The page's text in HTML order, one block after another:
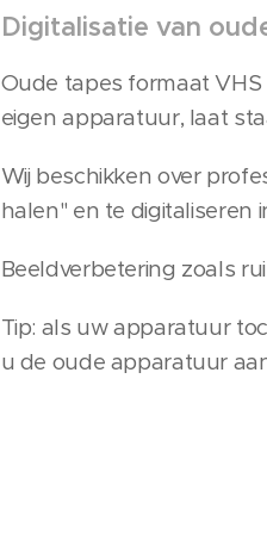
Digitalisatie van
Oude tapes formaat VHS
eigen apparatuur, laat
Wij beschikken over
halen" en te digitaliseren
Beeldverbetering zoals
Tip: als uw apparatuur
u de oude apparatuur